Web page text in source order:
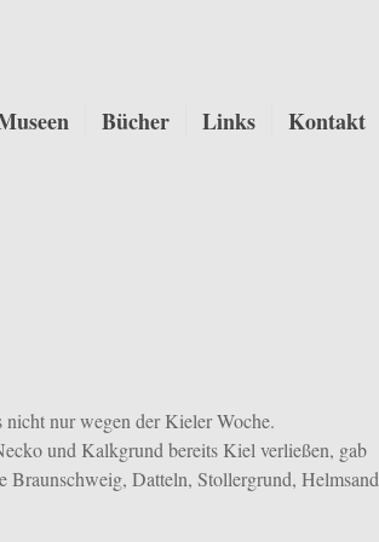
Bücher Links Kontakt
nicht nur wegen der Kieler Woche.
und Kalkgrund bereits Kiel verließen, gab
Braunschweig, Datteln, Stollergrund, Helmsand